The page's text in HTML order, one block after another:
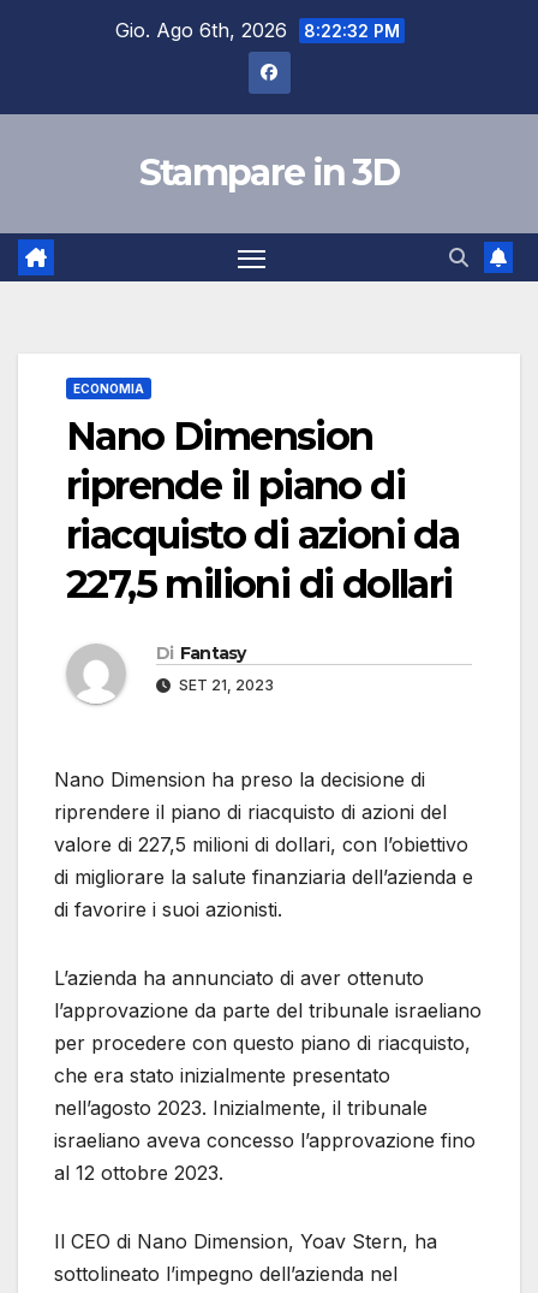
Gio. Ago 6th, 2026 8:22:33 PM
Stampare in 3D
ECONOMIA
Nano Dimension
riprende il piano di
riacquisto di azioni da
227,5 milioni di dollari
Di Fantasy
SET 21, 2023
Nano Dimension ha preso la decisione di
riprendere il piano di riacquisto di azioni del
valore di 227,5 milioni di dollari, con l’obiettivo
di migliorare la salute finanziaria dell’azienda e
di favorire i suoi azionisti.
L’azienda ha annunciato di aver ottenuto
l’approvazione da parte del tribunale israeliano
per procedere con questo piano di riacquisto,
che era stato inizialmente presentato
nell’agosto 2023. Inizialmente, il tribunale
israeliano aveva concesso l’approvazione fino
al 12 ottobre 2023.
Il CEO di Nano Dimension, Yoav Stern, ha
sottolineato l’impegno dell’azienda nel